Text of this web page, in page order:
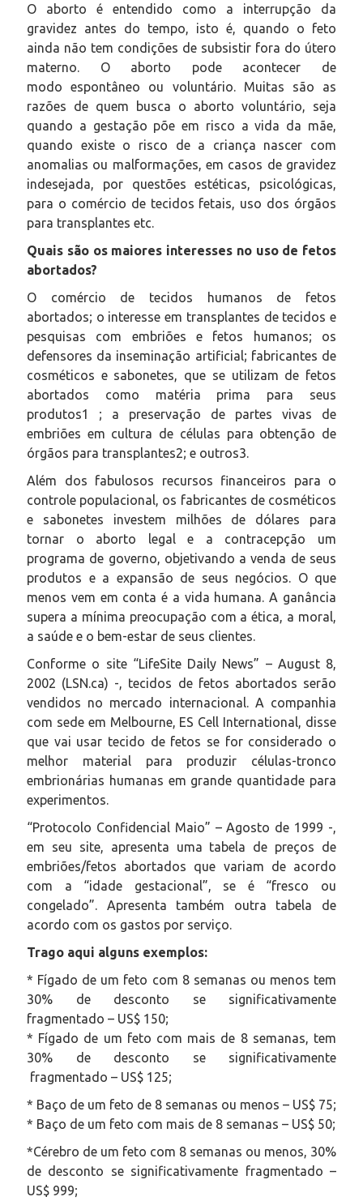
O aborto é entendido como a interrupção da
gravidez antes do tempo, isto é, quando o feto
ainda não tem condições de subsistir fora do útero
materno. O aborto pode acontecer de
modo espontâneo ou voluntário. Muitas são as
razões de quem busca o aborto voluntário, seja
quando a gestação põe em risco a vida da mãe,
quando existe o risco de a criança nascer com
anomalias ou malformações, em casos de gravidez
indesejada, por questões estéticas, psicológicas,
para o comércio de tecidos fetais, uso dos órgãos
para transplantes etc.
Quais são os maiores interesses no uso de fetos
abortados?
O comércio de tecidos humanos de fetos
abortados; o interesse em transplantes de tecidos e
pesquisas com embriões e fetos humanos; os
defensores da inseminação artificial; fabricantes de
cosméticos e sabonetes, que se utilizam de fetos
abortados como matéria prima para seus
produtos1 ; a preservação de partes vivas de
embriões em cultura de células para obtenção de
órgãos para transplantes2; e outros3.
Além dos fabulosos recursos financeiros para o
controle populacional, os fabricantes de cosméticos
e sabonetes investem milhões de dólares para
tornar o aborto legal e a contracepção um
programa de governo, objetivando a venda de seus
produtos e a expansão de seus negócios. O que
menos vem em conta é a vida humana. A ganância
supera a mínima preocupação com a ética, a moral,
a saúde e o bem-estar de seus clientes.
Conforme o site “LifeSite Daily News” – August 8,
2002 (LSN.ca) -, tecidos de fetos abortados serão
vendidos no mercado internacional. A companhia
com sede em Melbourne, ES Cell International, disse
que vai usar tecido de fetos se for considerado o
melhor material para produzir células-tronco
embrionárias humanas em grande quantidade para
experimentos.
“Protocolo Confidencial Maio” – Agosto de 1999 -,
em seu site, apresenta uma tabela de preços de
embriões/fetos abortados que variam de acordo
com a “idade gestacional”, se é “fresco ou
congelado”. Apresenta também outra tabela de
acordo com os gastos por serviço.
Trago aqui alguns exemplos:
* Fígado de um feto com 8 semanas ou menos tem
30% de desconto se significativamente
fragmentado – US$ 150;
* Fígado de um feto com mais de 8 semanas, tem
30% de desconto se significativamente
fragmentado – US$ 125;
* Baço de um feto de 8 semanas ou menos – US$ 75;
* Baço de um feto com mais de 8 semanas – US$ 50;
*Cérebro de um feto com 8 semanas ou menos, 30%
de desconto se significativamente fragmentado –
US$ 999;